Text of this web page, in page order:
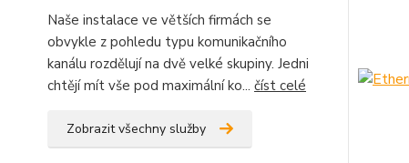
Naše instalace ve větších firmách se
obvykle z pohledu typu komunikačního
kanálu rozdělují na dvě velké skupiny. Jedni
chtějí mít vše pod maximální ko... číst celé
Zobrazit všechny služby